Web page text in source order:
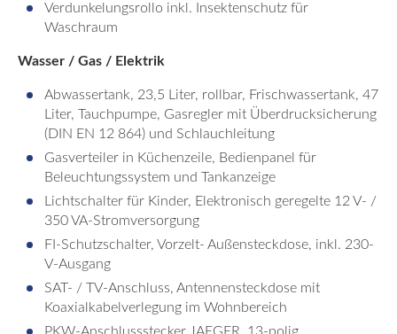
Verdunkelungsrollo inkl. Insektenschutz für
Waschraum
Wasser / Gas / Elektrik
Abwassertank, 23,5 Liter, rollbar, Frischwassertank, 47
Liter, Tauchpumpe, Gasregler mit Überdrucksicherung
(DIN EN 12 864) und Schlauchleitung
Gasverteiler in Küchenzeile, Bedienpanel für
Beleuchtungssystem und Tankanzeige
Lichtschalter für Kinder, Elektronisch geregelte 12 V- /
350 VA-Stromversorgung
FI-Schutzschalter, Vorzelt- Außensteckdose, inkl. 230-
V-Ausgang
SAT- / TV-Anschluss, Antennensteckdose mit
Koaxialkabelverlegung im Wohnbereich